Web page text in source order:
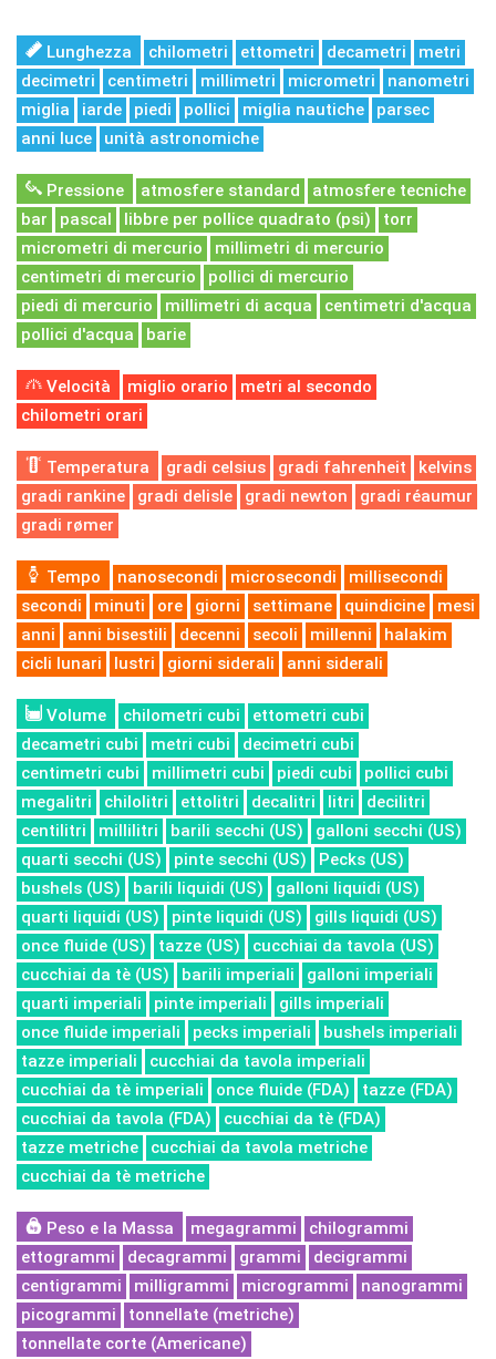
Lunghezza chilometri ettometri decametri
metri
decimetri
centimetri millimetri micrometri
nanometri
miglia
iarde piedi pollici miglia nautiche
parsec
anni luce
unità astronomiche
Pressione atmosfere standard
atmosfere tecniche
bar
pascal libbre per pollice quadrato (psi)
torr
micrometri di mercurio
millimetri di mercurio
centimetri di mercurio
pollici di mercurio
piedi di mercurio
millimetri di acqua
centimetri d'acqua
pollici d'acqua
barie
Velocità miglio orario
metri al secondo
chilometri orari
Temperatura gradi celsius gradi fahrenheit
kelvins
gradi rankine
gradi delisle gradi newton
gradi réaumur
gradi rømer
Tempo nanosecondi microsecondi
millisecondi
secondi
minuti ore giorni settimane quindicine
mesi
anni
anni bisestili decenni secoli millenni
halakim
cicli lunari
lustri giorni siderali anni siderali
Volume chilometri cubi
ettometri cubi
decametri cubi
metri cubi
decimetri cubi
centimetri cubi
millimetri cubi piedi cubi
pollici cubi
megalitri
chilolitri ettolitri decalitri litri
decilitri
centilitri
millilitri barili secchi (US)
galloni secchi (US)
quarti secchi (US)
pinte secchi (US)
Pecks (US)
bushels (US)
barili liquidi (US)
galloni liquidi (US)
quarti liquidi (US)
pinte liquidi (US)
gills liquidi (US)
once fluide (US)
tazze (US)
cucchiai da tavola (US)
cucchiai da tè (US)
barili imperiali
galloni imperiali
quarti imperiali
pinte imperiali
gills imperiali
once fluide imperiali
pecks imperiali
bushels imperiali
tazze imperiali
cucchiai da tavola imperiali
cucchiai da tè imperiali
once fluide (FDA)
tazze (FDA)
cucchiai da tavola (FDA)
cucchiai da tè (FDA)
tazze metriche
cucchiai da tavola metriche
cucchiai da tè metriche
Peso e la Massa megagrammi
chilogrammi
ettogrammi
decagrammi grammi
decigrammi
centigrammi
milligrammi microgrammi
nanogrammi
picogrammi
tonnellate (metriche)
tonnellate corte (Americane)